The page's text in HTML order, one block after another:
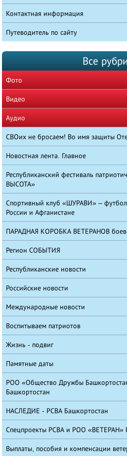
Контактная информация
Путеводитель по сайту
Все
Фото
Видео
Аудио
СВОих не бросаем! Во имя защиты
Новостная лента. Главное
Республиканский фестиваль
ВЫСОТА»
Спортивный клуб «ШУРАВИ» –
России и Афганистане
ПАРАДНАЯ КОРОБКА ВЕТЕРАНОВ
Регион СОБЫТИЯ
Республиканские новости
Российские новости
Международные новости
Воспитываем патриотов
Жизнь - подвиг
Памятные даты
РОО «Общество Дружбы
Башкортостан
НАСЛЕДИЕ - РСВА Башкортостан
Спецпроекты РСВА и РОО «ВЕТЕРАН»
Выплаты, пособия и компенсации